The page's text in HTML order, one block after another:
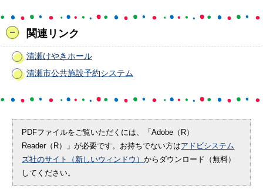
関連リンク
清瀬けやきホール
清瀬市公共施設予約システム
PDFファイルをご覧いただくには、「Adobe（R）
Reader（R）」が必要です。お持ちでない方はアドビシステム
ズ社のサイト（新しいウィンドウ）からダウンロード（無料）
してください。